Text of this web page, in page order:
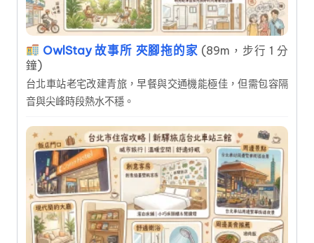
OwlStay 故事所 夾腳拖的家 (89m，步行 1 分
鐘)
台北車站老宅改建青旅，早餐與交通機能極佳，但需包容隔
音與尖峰時段熱水不穩。